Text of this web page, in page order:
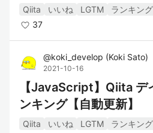
Qiita いいね LGTM ランキング
37
@koki_develop (Koki Sato)
2021-10-16
【JavaScript】Qiita デ
ンキング【自動更新】
Qiita いいね LGTM ランキング